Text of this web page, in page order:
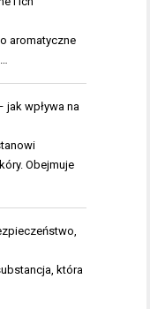
aromatyczne
jak wpływa na
Obejmuje
która